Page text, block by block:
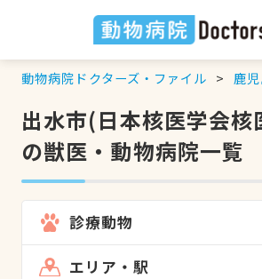
動物病院ドクターズ・ファイル 鹿
出水市(日本核医学会核
の獣医・動物病院一覧
診療動物
エリア・駅